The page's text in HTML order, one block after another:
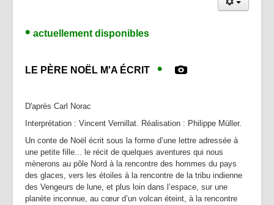
Ateliers
Partenaires | Liens
Presse | Archives
Contact
• actuellement d isponibles
LE PÈRE NOËL M'A ÉCRIT •
D'après Carl Norac
Interprétation : Vincent Vernillat. Réalisation : Philippe Müller.
Un conte de Noël écrit sous la forme d’une lettre adressée à
une petite fille... le récit de quelques aventures qui nous
mènerons au pôle Nord à la rencontre des hommes du pays
des glaces, vers les étoiles à la rencontre de la tribu indienne
des Vengeurs de lune, et plus loin dans l’espace, sur une
planète inconnue, au cœur d’un volcan éteint, à la rencontre